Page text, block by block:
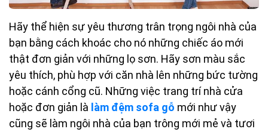
Hãy thể hiện sự yêu thương trân trọng ngôi nhà của
bạn bằng cách khoác cho nó những chiếc áo mới
thật đơn giản với những lọ sơn. Hãy sơn màu sắc
yêu thích, phù hợp với căn nhà lên những bức tường
hoặc cánh cổng cũ. Những việc trang trí nhà cửa
hoặc đơn giản là làm đệm sofa gỗ mới như vậy
cũng sẽ làm ngôi nhà của bạn trông mới mẻ và tươi